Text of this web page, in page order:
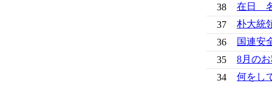
38
在日
37
朴大統
36
国連安
35
8月の
34
何をし